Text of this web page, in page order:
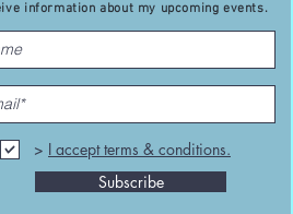
information about my upcoming events.
> I accept terms & conditions.
Subscribe